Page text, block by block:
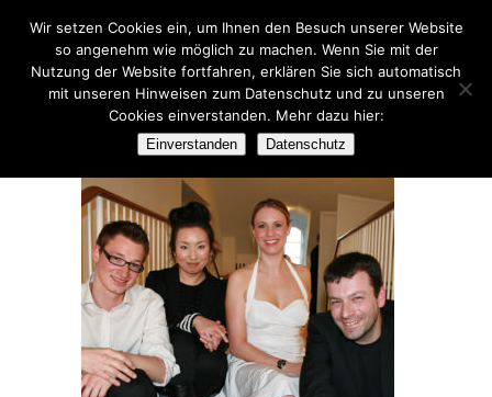
JUGENDJAZZ
Wir setzen Cookies ein, um Ihnen den Besuch unserer Website
so angenehm wie möglich zu machen. Wenn Sie mit der
Nutzung der Website fortfahren, erklären Sie sich automatisch
mit unseren Hinweisen zum Datenschutz und zu unseren
Cookies einverstanden. Mehr dazu hier:
Einverstanden Datenschutz